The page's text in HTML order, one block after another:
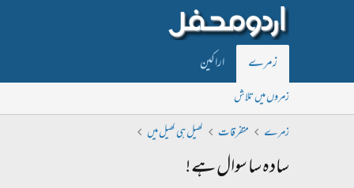
زمرے اراکین
زمروں میں تلاش
زمرے
متفرقات کھیل ہی کھیل میں
سادہ سا سوال ہے !